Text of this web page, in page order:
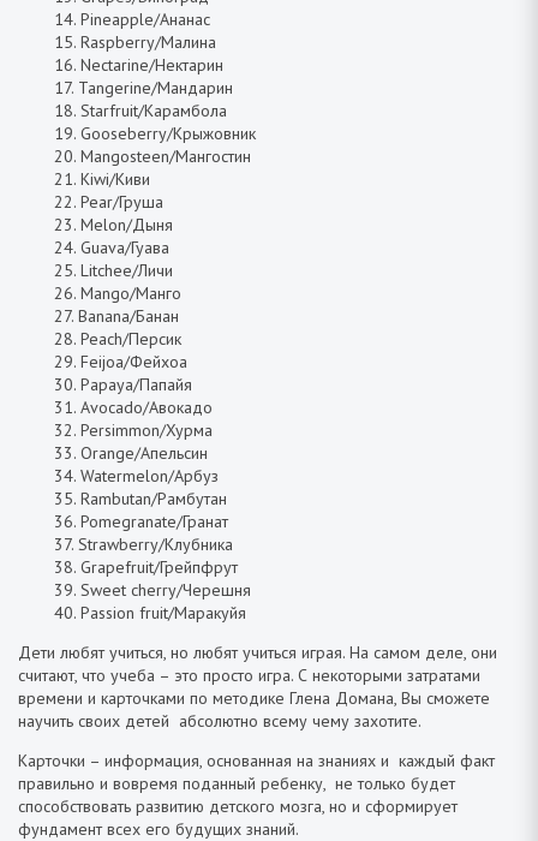
14. Pineapple/Ананас
15. Raspberry/Малина
16. Nectarine/Нектарин
17. Tangerine/Мандарин
18. Starfruit/Карамбола
19. Gooseberry/Крыжовник
20. Mangosteen/Мангостин
21. Kiwi/Киви
22. Pear/Груша
23. Melon/Дыня
24. Guava/Гуава
25. Litchee/Личи
26. Mango/Манго
27. Banana/Банан
28. Peach/Персик
29. Feijoa/Фейхоа
30. Papaya/Папайя
31. Avocado/Авокадо
32. Persimmon/Хурма
33. Orange/Апельсин
34. Watermelon/Арбуз
35. Rambutan/Рамбутан
36. Pomegranate/Гранат
37. Strawberry/Клубника
38. Grapefruit/Грейпфрут
39. Sweet cherry/Черешня
40. Passion fruit/Маракуйя
Дети любят учиться, но любят учиться играя. На самом деле, они
считают, что учеба – это просто игра. С некоторыми затратами
времени и карточками по методике Глена Домана, Вы сможете
научить своих детей абсолютно всему чему захотите.
Карточки – информация, основанная на знаниях и каждый факт
правильно и вовремя поданный ребенку, не только будет
способствовать развитию детского мозга, но и сформирует
фундамент всех его будущих знаний.